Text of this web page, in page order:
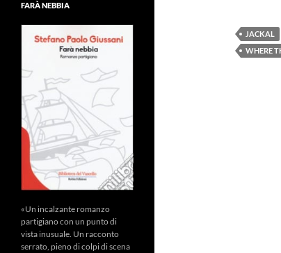
JACKAL
WHERE
FARÀ NEBBIA
«Un incalzante romanzo
partigiano con un punto di
vista inusuale. Un racconto
serrato, pieno di colpi di scena